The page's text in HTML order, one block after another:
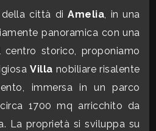
della città diAmelia, in una
panoramica con una
storico, proponiamo
Villa nobiliare risalente
immersa in un parco
1700 mq arricchito da
La proprietà si sviluppa su